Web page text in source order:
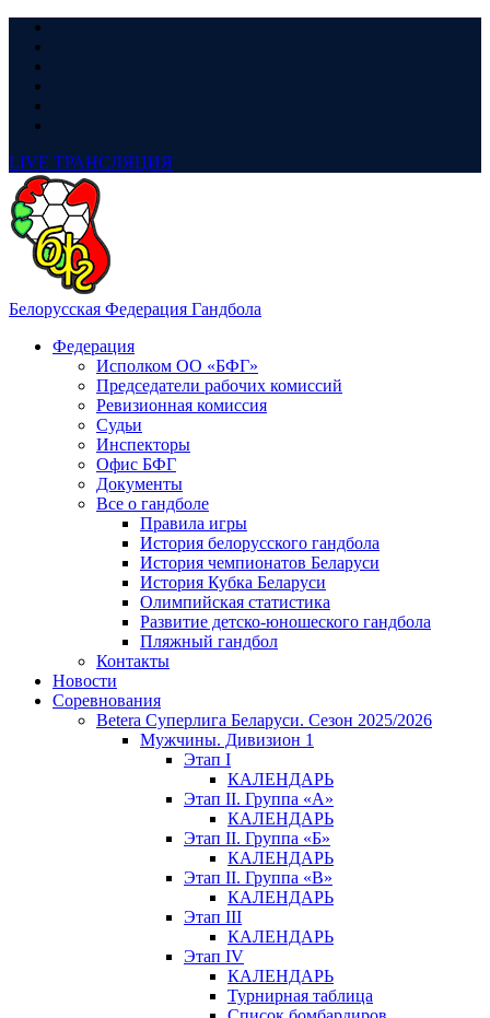
LIVE ТРАНСЛЯЦИЯ
Белорусская Федерация Гандбола
Федерация
Исполком ОО «БФГ»
Председатели рабочих комиссий
Ревизионная комиссия
Судьи
Инспекторы
Офис БФГ
Документы
Все о гандболе
Правила игры
История белорусского гандбола
История чемпионатов Беларуси
История Кубка Беларуси
Олимпийская статистика
Развитие детско-юношеского гандбола
Пляжный гандбол
Контакты
Новости
Соревнования
Betera Суперлига Беларуси. Сезон 2025/2026
Мужчины. Дивизион 1
Этап I
КАЛЕНДАРЬ
Этап II. Группа «А»
КАЛЕНДАРЬ
Этап II. Группа «Б»
КАЛЕНДАРЬ
Этап II. Группа «В»
КАЛЕНДАРЬ
Этап III
КАЛЕНДАРЬ
Этап IV
КАЛЕНДАРЬ
Турнирная таблица